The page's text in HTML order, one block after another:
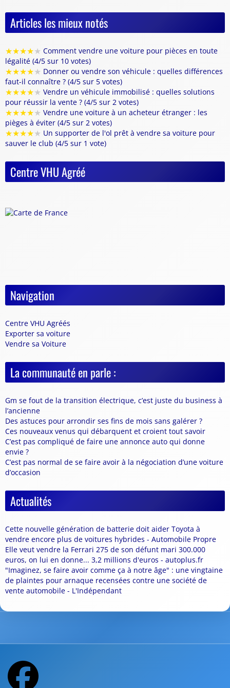
Articles les mieux notés
★★★★★ Comment vendre une voiture pour pièces en toute
légalité (4/5 sur 10 votes)
★★★★★ Donner ou vendre son véhicule : quelles différences
faut-il connaître ? (4/5 sur 5 votes)
★★★★★ Vendre un véhicule immobilisé : quelles solutions
pour réussir la vente ? (4/5 sur 2 votes)
★★★★★ Vendre une voiture à un acheteur étranger : les
pièges à éviter (4/5 sur 2 votes)
★★★★★ Un supporter de l'ol prêt à vendre sa voiture pour
sauver le club (4/5 sur 1 vote)
Centre VHU Agréé
Navigation
Centre VHU Agréés
Exporter sa voiture
Vendre sa Voiture
La communauté en parle :
Gm se fout de la transition électrique, c’est juste du business à
l’ancienne
Des astuces pour arrondir ses fins de mois sans galérer ?
Ces nouveaux venus qui débarquent et croient tout savoir
C’est pas compliqué de faire une annonce auto qui donne
envie ?
C’est pas normal de se faire avoir à la négociation d’une voiture
d’occasion
Actualités
Cette nouvelle génération de batterie doit aider Toyota à
vendre encore plus de voitures hybrides - Automobile Propre
Elle veut vendre la Ferrari 275 de son défunt mari 300.000
euros, on lui en donne... 3,2 millions d'euros - autoplus.fr
"Imaginez, se faire avoir comme ça à notre âge" : une vingtaine
de plaintes pour arnaque recensées contre une société de
vente automobile - L'Indépendant